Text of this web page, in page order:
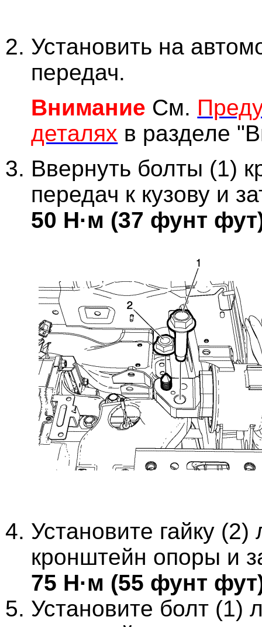
Установить на
передач.
Внимание См.
деталях в разделе
Ввернуть болты (1)
передач к кузову и
50 Н·м (37 фунт
Установите гайку
кронштейн опоры и
75 Н·м (55 фунт
Установите болт